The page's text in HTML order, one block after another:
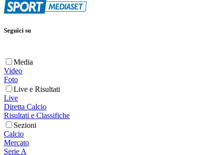
Seguici su
Media
Video
Foto
Live e Risultati
Live
Diretta Calcio
Risultati e Classifiche
Sezioni
Calcio
Mercato
Serie A